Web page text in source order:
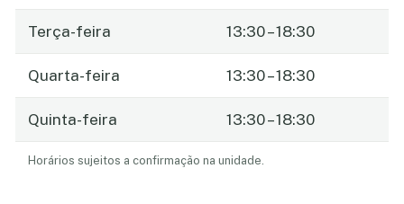
Terça-feira 13:30 – 18:30
Quarta-feira 13:30 – 18:30
Quinta-feira 13:30 – 18:30
Horários sujeitos a confirmação na unidade.